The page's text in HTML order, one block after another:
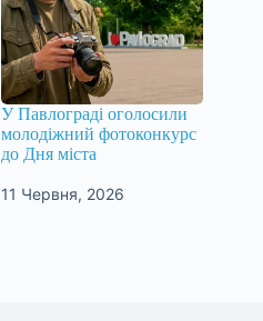
У Павлограді оголосили
молодіжний фотоконкурс
до Дня міста
11 Червня, 2026